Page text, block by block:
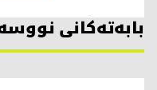
بابەتەکانی